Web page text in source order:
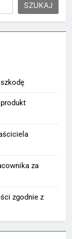
SZUKAJ
za
zgodnie z